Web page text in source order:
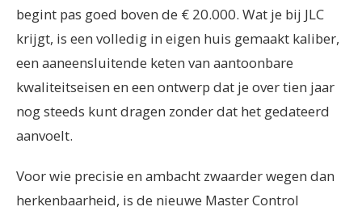
begint pas goed boven de € 20.000. Wat je bij JLC
krijgt, is een volledig in eigen huis gemaakt kaliber,
een aaneensluitende keten van aantoonbare
kwaliteitseisen en een ontwerp dat je over tien jaar
nog steeds kunt dragen zonder dat het gedateerd
aanvoelt.
Voor wie precisie en ambacht zwaarder wegen dan
herkenbaarheid, is de nieuwe Master Control